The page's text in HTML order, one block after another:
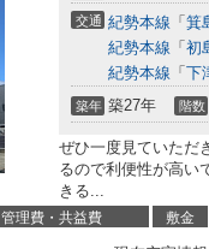
交通 紀勢本線 「 箕
紀勢本線 「 初
紀勢本線 「 下
築年 築27年 階数
ぜひ一度見ていただ
るので利便性が高い
きる...
管理費・共益費 敷金